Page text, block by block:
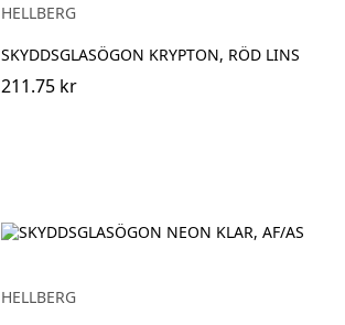
HELLBERG
SKYDDSGLASÖGON KRYPTON, RÖD LINS
211.75 kr
HELLBERG